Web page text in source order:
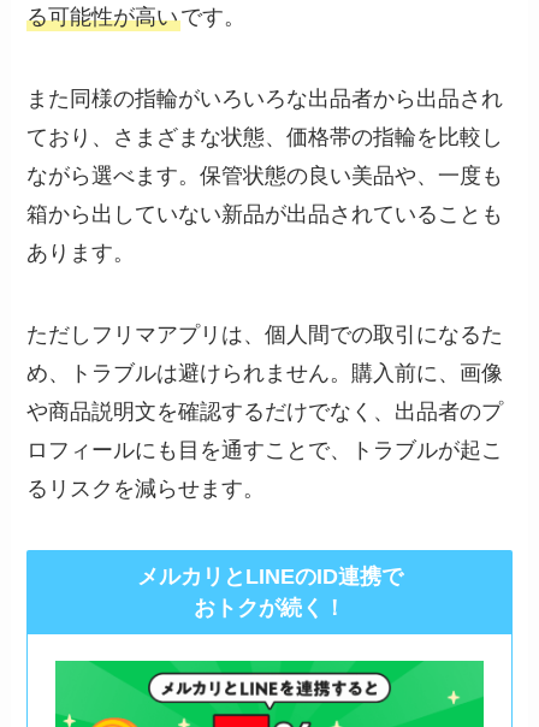
る可能性が高いです。
また同様の指輪がいろいろな出品者から出品され
ており、さまざまな状態、価格帯の指輪を比較し
ながら選べます。保管状態の良い美品や、一度も
箱から出していない新品が出品されていることも
あります。
ただしフリマアプリは、個人間での取引になるた
め、トラブルは避けられません。購入前に、画像
や商品説明文を確認するだけでなく、出品者のプ
ロフィールにも目を通すことで、トラブルが起こ
るリスクを減らせます。
メルカリとLINEのID連携で
おトクが続く！